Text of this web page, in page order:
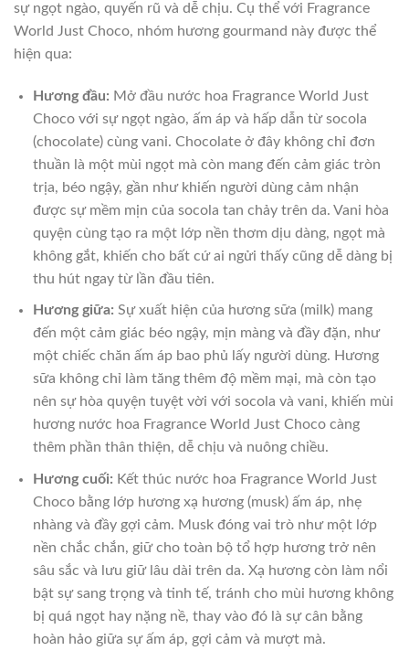
sự ngọt ngào, quyến rũ và dễ chịu. Cụ thể với Fragrance
World Just Choco, nhóm hương gourmand này được thể
hiện qua:
Hương đầu: Mở đầu nước hoa Fragrance World Just
Choco với sự ngọt ngào, ấm áp và hấp dẫn từ socola
(chocolate) cùng vani. Chocolate ở đây không chỉ đơn
thuần là một mùi ngọt mà còn mang đến cảm giác tròn
trịa, béo ngậy, gần như khiến người dùng cảm nhận
được sự mềm mịn của socola tan chảy trên da. Vani hòa
quyện cùng tạo ra một lớp nền thơm dịu dàng, ngọt mà
không gắt, khiến cho bất cứ ai ngửi thấy cũng dễ dàng bị
thu hút ngay từ lần đầu tiên.
Hương giữa: Sự xuất hiện của hương sữa (milk) mang
đến một cảm giác béo ngậy, mịn màng và đầy đặn, như
một chiếc chăn ấm áp bao phủ lấy người dùng. Hương
sữa không chỉ làm tăng thêm độ mềm mại, mà còn tạo
nên sự hòa quyện tuyệt vời với socola và vani, khiến mùi
hương nước hoa Fragrance World Just Choco càng
thêm phần thân thiện, dễ chịu và nuông chiều.
Hương cuối: Kết thúc nước hoa Fragrance World Just
Choco bằng lớp hương xạ hương (musk) ấm áp, nhẹ
nhàng và đầy gợi cảm. Musk đóng vai trò như một lớp
nền chắc chắn, giữ cho toàn bộ tổ hợp hương trở nên
sâu sắc và lưu giữ lâu dài trên da. Xạ hương còn làm nổi
bật sự sang trọng và tinh tế, tránh cho mùi hương không
bị quá ngọt hay nặng nề, thay vào đó là sự cân bằng
hoàn hảo giữa sự ấm áp, gợi cảm và mượt mà.